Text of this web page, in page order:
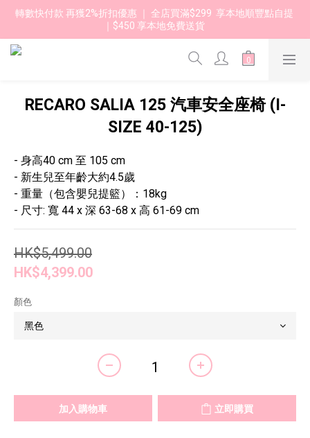
轉數快付款 再獲2%折扣優惠 ｜ 全店買滿$299  享本地順豐點自提
｜$450 享本地免費送貨
RECARO SALIA 125 汽車安全座椅 (I-
SIZE 40-125)
- 身高40 cm 至 105 cm
- 新生兒至年齡大約4.5歲
- 重量（包含嬰兒提籃）：18kg
- 尺寸: 寬 44 x 深 63-68 x 高 61-69 cm
HK$5,499.00
HK$4,399.00
顏色
加入購物車 立即購買